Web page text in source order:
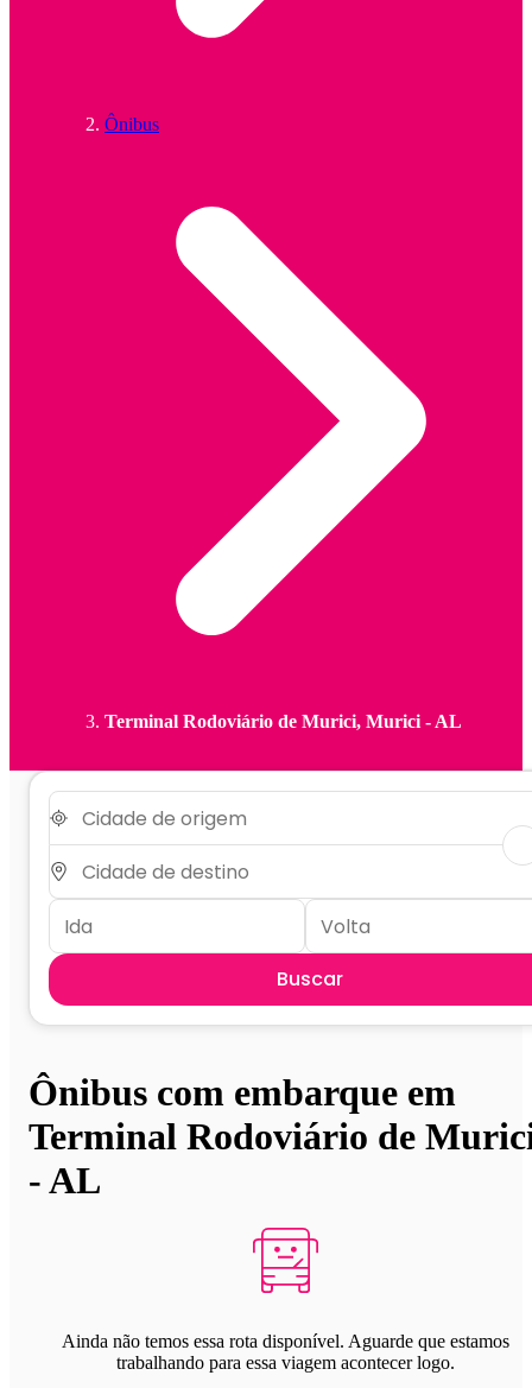
Ônibus
Terminal Rodoviário de Murici, Murici - AL
Buscar
Ônibus com embarque em
Terminal Rodoviário de
- AL
Ainda não temos essa rota disponível. Aguarde que estamos
trabalhando para essa viagem acontecer logo.